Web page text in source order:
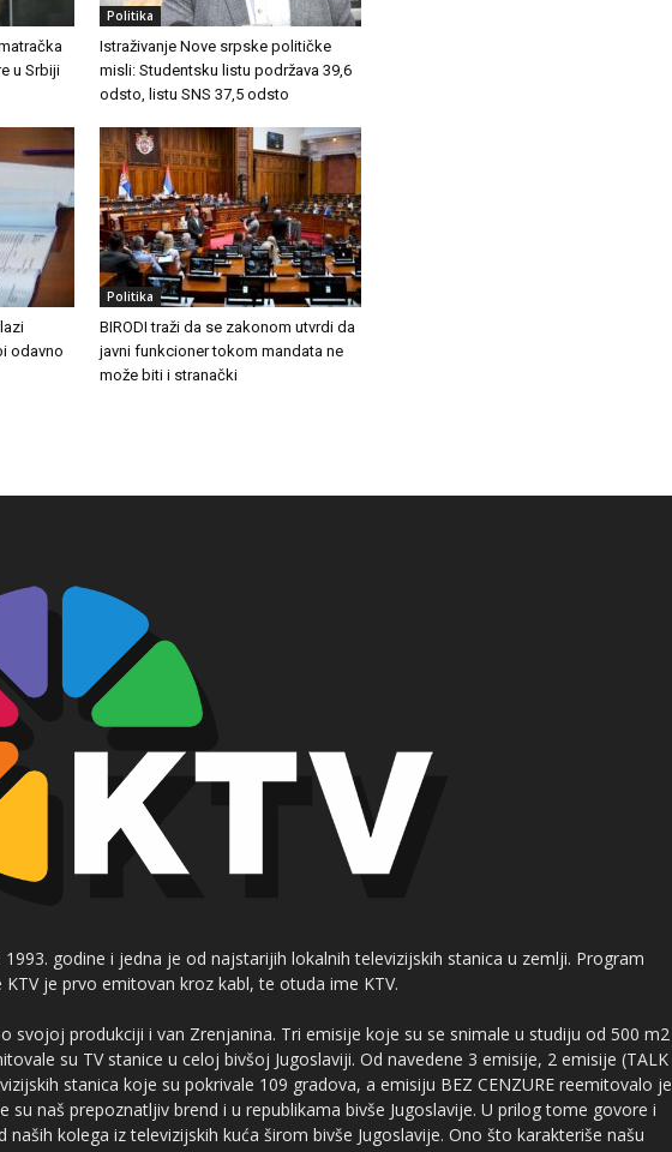
u Srbiji
Politika
Istraživanje Nove srpske političke
misli: Studentsku listu podržava 39,6
odsto, listu SNS 37,5 odsto
odavno
Politika
BIRODI traži da se zakonom utvrdi da
javni funkcioner tokom mandata ne
može biti i stranački
godine i jedna je od najstarijih lokalnih televizijskih stanica u zemlji. Program
KTV je prvo emitovan kroz kabl, te otuda ime KTV.
svojoj produkciji i van Zrenjanina. Tri emisije koje su se snimale u studiju od 500 m2
su TV stanice u celoj bivšoj Jugoslaviji. Od navedene 3 emisije, 2 emisije (TALK
stanica koje su pokrivale 109 gradova, a emisiju BEZ CENZURE reemitovalo je
su naš prepoznatljiv brend i u republikama bivše Jugoslavije. U prilog tome govore i
kolega iz televizijskih kuća širom bivše Jugoslavije. Ono što karakteriše našu